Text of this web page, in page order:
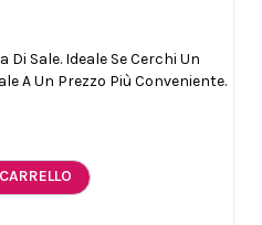
Sale. Ideale Se Cerchi Un
A Un Prezzo Più Conveniente.